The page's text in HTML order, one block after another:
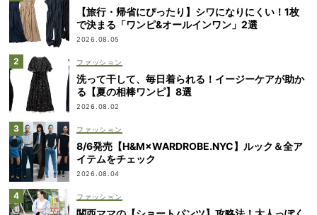
【旅行・帰省にぴったり】シワになりにくい！1枚
で決まる「ワンピ&オールインワン」2選
2026.08.05
ファッション
洗って干して、毎日着られる！イージーケアが助か
る【夏の相棒ワンピ】8選
2026.08.02
ファッション
8/6発売【H&M×WARDROBE.NYC】ルック＆全ア
イテムをチェック
2026.08.04
ファッション